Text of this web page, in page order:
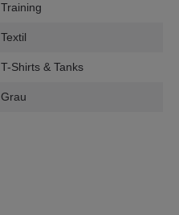
Training
Textil
T-Shirts & Tanks
Grau